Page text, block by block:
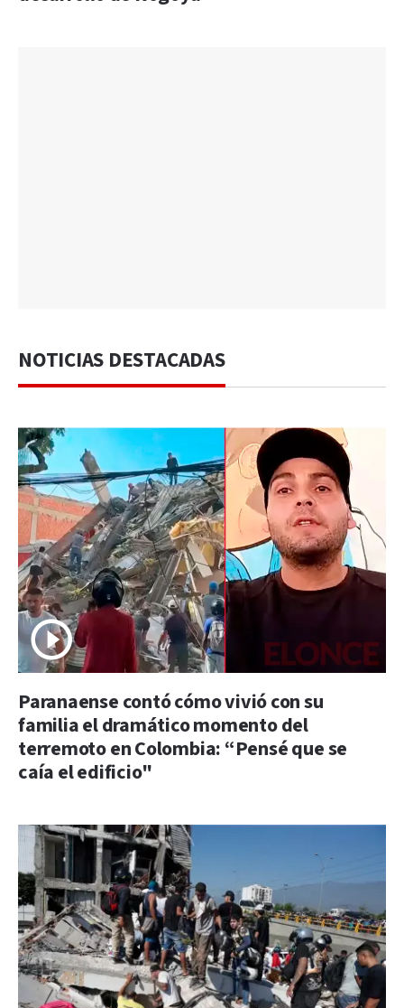
NOTICIAS DESTACADAS
Paranaense contó cómo vivió con su
familia el dramático momento del
terremoto en Colombia: “Pensé que se
caía el edificio"